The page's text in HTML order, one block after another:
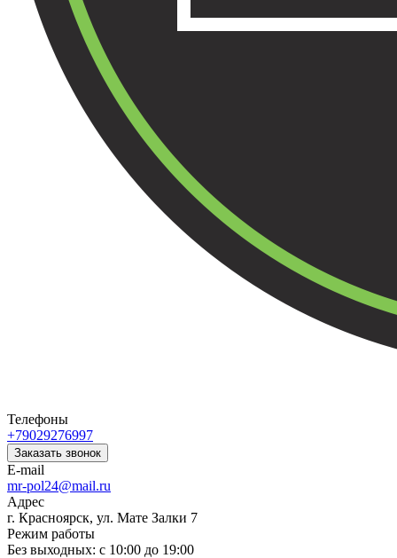
Телефоны
+79029276997
Заказать звонок
E-mail
mr-pol24@mail.ru
Адрес
г. Красноярск, ул. Мате Залки 7
Режим работы
Без выходных: с 10:00 до 19:00